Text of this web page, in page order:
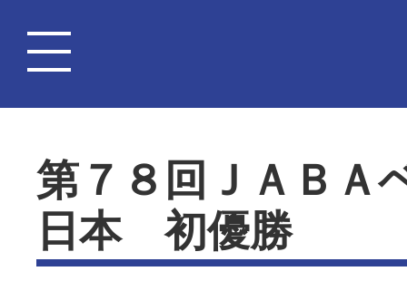
第７８回ＪＡＢ
日本 初優勝